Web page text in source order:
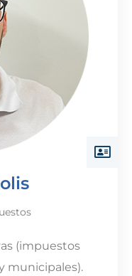
(impuestos
municipales).